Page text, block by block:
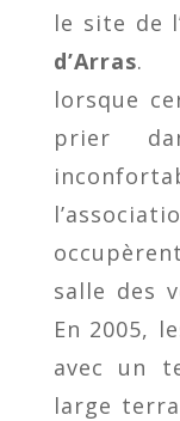
le site de
d’Arras.
lorsque
prier
salle des
En 2005,
avec un
large